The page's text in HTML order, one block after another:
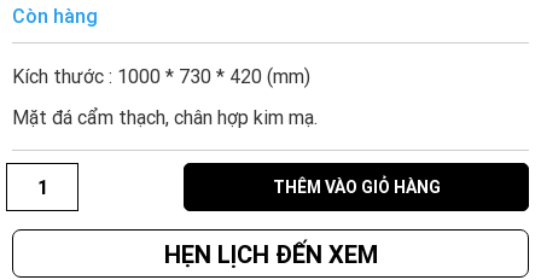
Còn hàng
Kích thước : 1000 * 730 * 420 (mm)
Mặt đá cẩm thạch, chân hợp kim mạ.
THÊM VÀO GIỎ HÀNG
HẸN LỊCH ĐẾN XEM